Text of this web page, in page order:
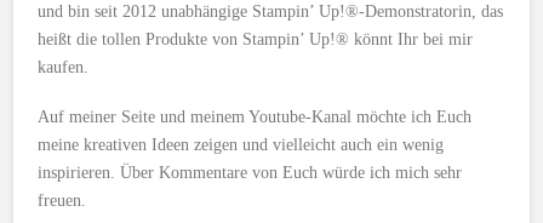
und bin seit 2012 unabhängige Stampin’ Up!®-Demonstratorin, das
heißt die tollen Produkte von Stampin’ Up!® könnt Ihr bei mir
kaufen.
Auf meiner Seite und meinem Youtube-Kanal möchte ich Euch
meine kreativen Ideen zeigen und vielleicht auch ein wenig
inspirieren. Über Kommentare von Euch würde ich mich sehr
freuen.